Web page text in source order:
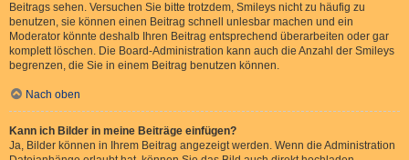
Beitrags sehen. Versuchen Sie bitte trotzdem, Smileys nicht zu häufig zu
benutzen, sie können einen Beitrag schnell unlesbar machen und ein
Moderator könnte deshalb Ihren Beitrag entsprechend überarbeiten oder gar
komplett löschen. Die Board-Administration kann auch die Anzahl der Smileys
begrenzen, die Sie in einem Beitrag benutzen können.
Nach oben
Kann ich Bilder in meine Beiträge einfügen?
Ja, Bilder können in Ihrem Beitrag angezeigt werden. Wenn die Administration